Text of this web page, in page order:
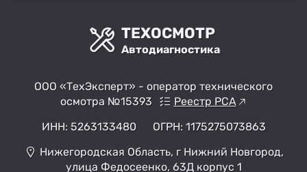
ТЕХОСМОТР
Автодиагностика
ООО «ТехЭксперт» - оператор технического
осмотра №15393
Реестр РСА
ИНН: 5263133480
ОГРН: 1175275073863
Нижегородская Область, г Нижний Новгород,
улица Федосеенко, 63Д корпус 1